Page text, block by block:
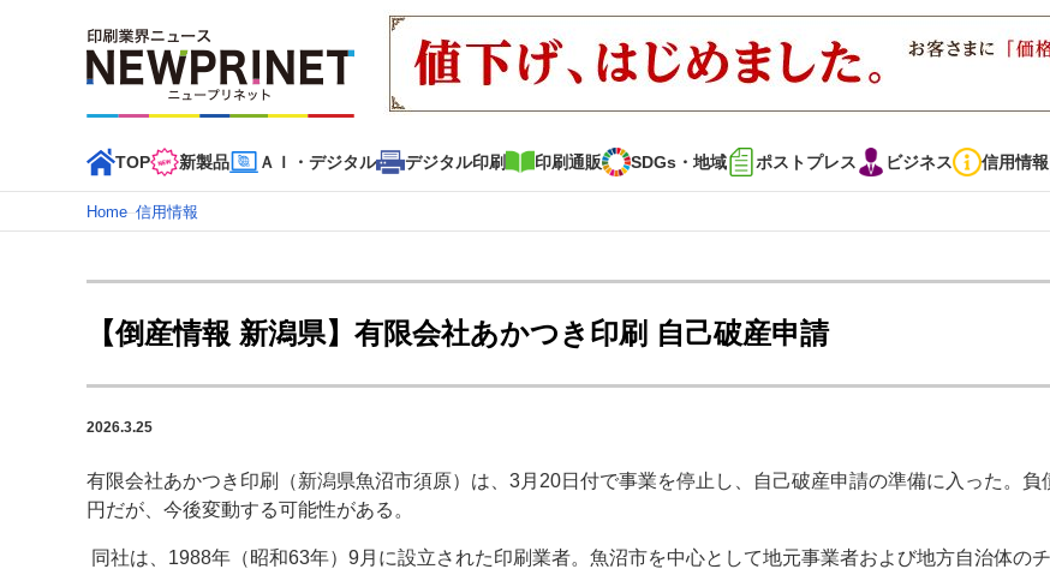
TOP 新製品 ＡＩ・デジタル デジタル印刷 印刷通販 SDGs・地域 ポストプレス ビジネス 信用情報
インデックス
TOP 新着記事 特集記事 動画コンテンツ インタビュー コレクション
カテゴリー一覧
新商品 新製品 ＡＩ・デジタル デジタル印刷 印刷通販 SDGs・地域 ポストプレス ビジネス イベント 信用
特集記事カテゴリー一覧
2022 見える化・MIS特集 特集・デジタル印刷 アイデアで勝負！ ～多様なビジネス・多彩な商材～ JAPAN PACK 2023 特
特集・デジタル印刷 ～ 新成長軌道を描く
Home–信用情報
【倒産情報 新潟県】有限会社あかつき印刷 自己破産申請
2026.3.25
有限会社あかつき印刷（新潟県魚沼市須原）は、3月20日付で事業を停止し、自己破産申請の準備に入った。負
円だが、今後変動する可能性がある。
同社は、1988年（昭和63年）9月に設立された印刷業者。魚沼市を中心として地元事業者および地方自治体の